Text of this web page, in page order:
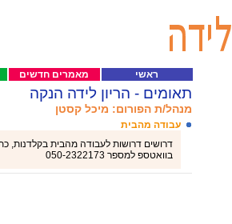
מאמרים חדשים ראשי
תאומים - הריון לידה הנקה
מנהל/ת הפורום: מיכל קסטן
עבודה מהבית
דרושים דרושות לעבודה מהבית בקלדנות,
בוואטספ למספר 050-2322173